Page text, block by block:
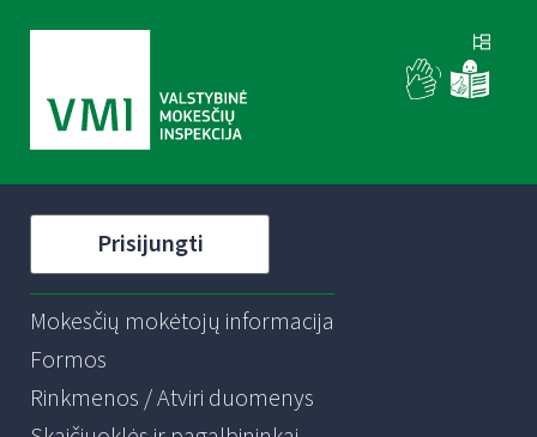
Prisijungti
Mokesčių mokėtojų informacija
Formos
Rinkmenos / Atviri duomenys